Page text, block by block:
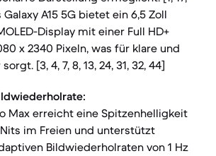
Galaxy A15 5G bietet ein 6,5 Zoll
Display mit einer Full HD+
x 2340 Pixeln, was für klare und
[3, 4, 7, 8, 13, 24, 31, 32, 44]
Max erreicht eine Spitzenhelligkeit
im Freien und unterstützt
Bildwiederholraten von 1 Hz